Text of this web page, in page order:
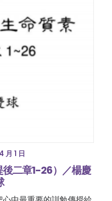
月 1 日
二章1-26）／楊慶